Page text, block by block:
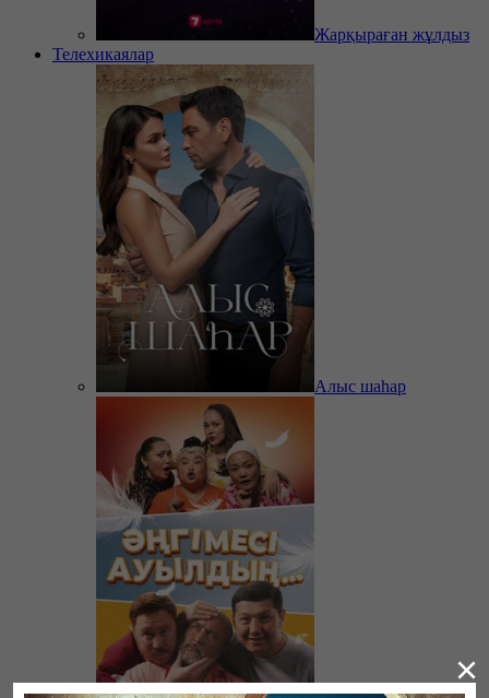
Жарқыраған жұлдыз
Телехикаялар
Алыс шаһар
×